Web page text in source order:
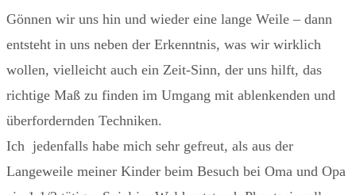
Gönnen wir uns hin und wieder eine lange Weile – dann
entsteht in uns neben der Erkenntnis, was wir wirklich
wollen, vielleicht auch ein Zeit-Sinn, der uns hilft, das
richtige Maß zu finden im Umgang mit ablenkenden und
überfordernden Techniken.
Ich jedenfalls habe mich sehr gefreut, als aus der
Langeweile meiner Kinder beim Besuch bei Oma und Opa